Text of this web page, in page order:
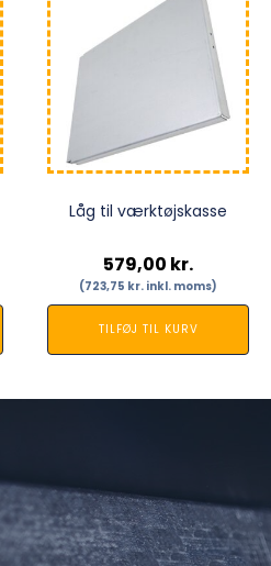
Låg til værktøjskasse
579,00 kr.
(723,75 kr. inkl. moms)
TILFØJ TIL KURV